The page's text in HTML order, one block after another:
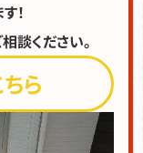
！
談ください。
ら